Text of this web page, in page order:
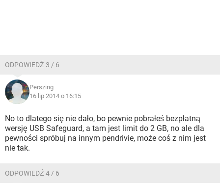
ODPOWIEDŹ 3 / 6
Perszing
16 lip 2014 o 16:15
No to dlatego się nie dało, bo pewnie pobrałeś bezpłatną
wersję USB Safeguard, a tam jest limit do 2 GB, no ale dla
pewności spróbuj na innym pendrivie, może coś z nim jest
nie tak.
ODPOWIEDŹ 4 / 6